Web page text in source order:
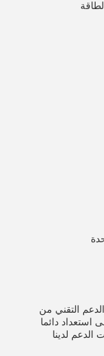
التقني من
استعداد دائما
لدينا